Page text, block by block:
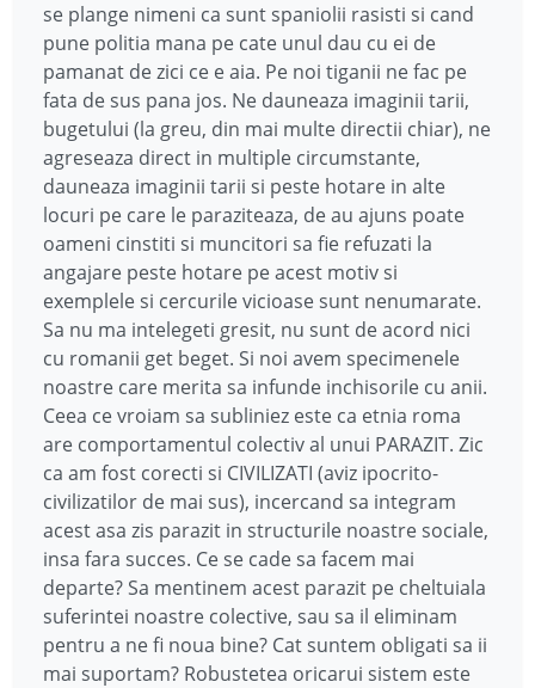
se plange nimeni ca sunt spaniolii rasisti si cand
pune politia mana pe cate unul dau cu ei de
pamanat de zici ce e aia. Pe noi tiganii ne fac pe
fata de sus pana jos. Ne dauneaza imaginii tarii,
bugetului (la greu, din mai multe directii chiar), ne
agreseaza direct in multiple circumstante,
dauneaza imaginii tarii si peste hotare in alte
locuri pe care le paraziteaza, de au ajuns poate
oameni cinstiti si muncitori sa fie refuzati la
angajare peste hotare pe acest motiv si
exemplele si cercurile vicioase sunt nenumarate.
Sa nu ma intelegeti gresit, nu sunt de acord nici
cu romanii get beget. Si noi avem specimenele
noastre care merita sa infunde inchisorile cu anii.
Ceea ce vroiam sa subliniez este ca etnia roma
are comportamentul colectiv al unui PARAZIT. Zic
ca am fost corecti si CIVILIZATI (aviz ipocrito-
civilizatilor de mai sus), incercand sa integram
acest asa zis parazit in structurile noastre sociale,
insa fara succes. Ce se cade sa facem mai
departe? Sa mentinem acest parazit pe cheltuiala
suferintei noastre colective, sau sa il eliminam
pentru a ne fi noua bine? Cat suntem obligati sa ii
mai suportam? Robustetea oricarui sistem este